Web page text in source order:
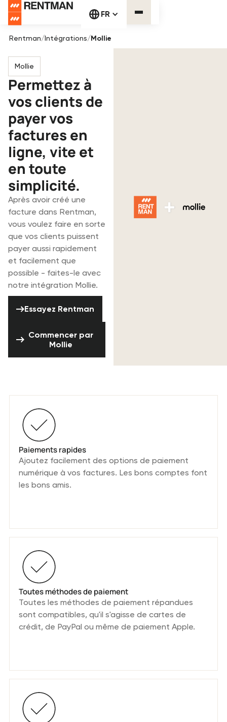
FR
Rentman/Intégrations/Mollie
Mollie
Permettez à
vos clients de
payer vos
factures en
ligne, vite et
en toute
simplicité.
Après avoir créé une
facture dans Rentman,
vous voulez faire en sorte
que vos clients puissent
payer aussi rapidement
et facilement que
possible - faites-le avec
notre intégration Mollie.
Essayez Rentman
Commencer par
Mollie
Paiements rapides
Ajoutez facilement des options de paiement
numérique à vos factures. Les bons comptes font
les bons amis.
Toutes méthodes de paiement
Toutes les méthodes de paiement répandues
sont compatibles, qu'il s'agisse de cartes de
crédit, de PayPal ou même de paiement Apple.